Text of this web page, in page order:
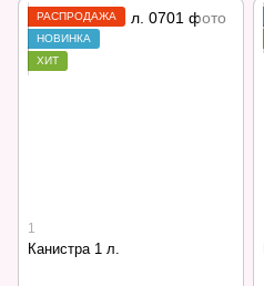
РАСПРОДАЖА
НОВИНКА
ХИТ
1
Канистра 1 л.